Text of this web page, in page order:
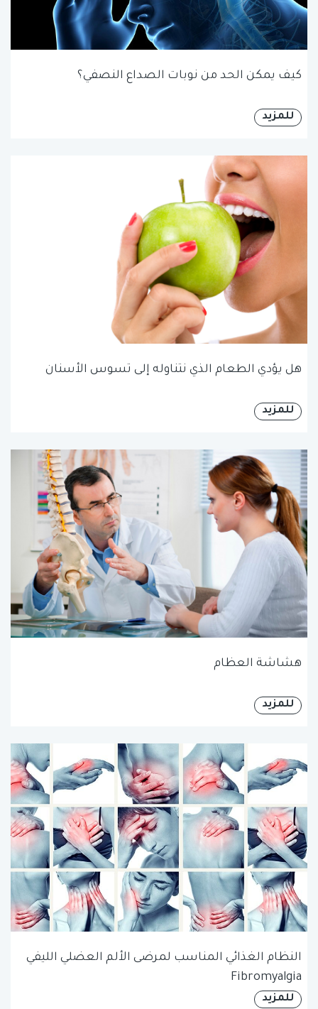
كيف يمكن الحد من نوبات الصداع النصفي؟
للمزيد
هل يؤدي الطعام الذي نتناوله إلى تسوس الأسنان
للمزيد
هشاشة العظام
للمزيد
النظام الغذائي المناسب لمرضى الألم العضلي الليفي
Fibromyalgia
للمزيد